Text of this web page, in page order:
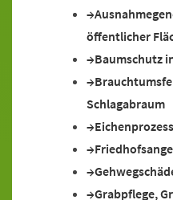
öffentlicher
Baumschutz
Schlagabraum
Grabpflege,